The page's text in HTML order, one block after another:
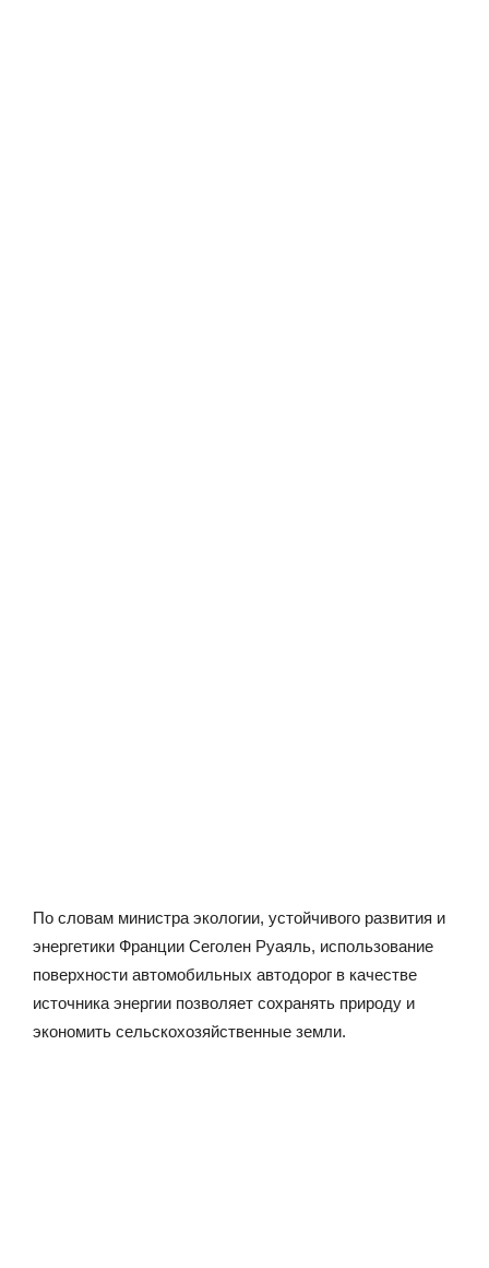
По словам министра экологии, устойчивого развития и
энергетики Франции Сеголен Руаяль, использование
поверхности автомобильных автодорог в качестве
источника энергии позволяет сохранять природу и
экономить сельскохозяйственные земли.